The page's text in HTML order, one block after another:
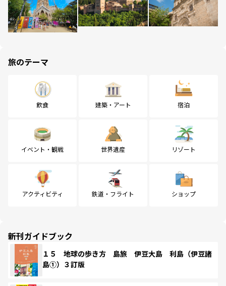
旅のテーマ
飲食 建築・アート 宿泊
イベント・観戦 世界遺産 リゾート
アクティビティ 鉄道・フライト ショップ
新刊ガイドブック
１５ 地球の歩き方 島旅 伊豆大島 利島（伊豆諸
島①）３訂版